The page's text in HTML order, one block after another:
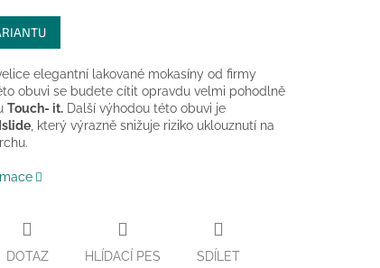
elegantní lakované mokasíny od firmy
obuvi se budete cítit opravdu velmi pohodlně
Touch- it.Další výhodou této obuvi je
, který výrazně snižuje riziko uklouznutí na
DOTAZ HLÍDACÍ PES SDÍLET